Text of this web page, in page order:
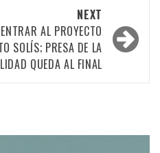
NEXT
AL PROYECTO
SOLÍS; PRESA DE LA
QUEDA AL FINAL